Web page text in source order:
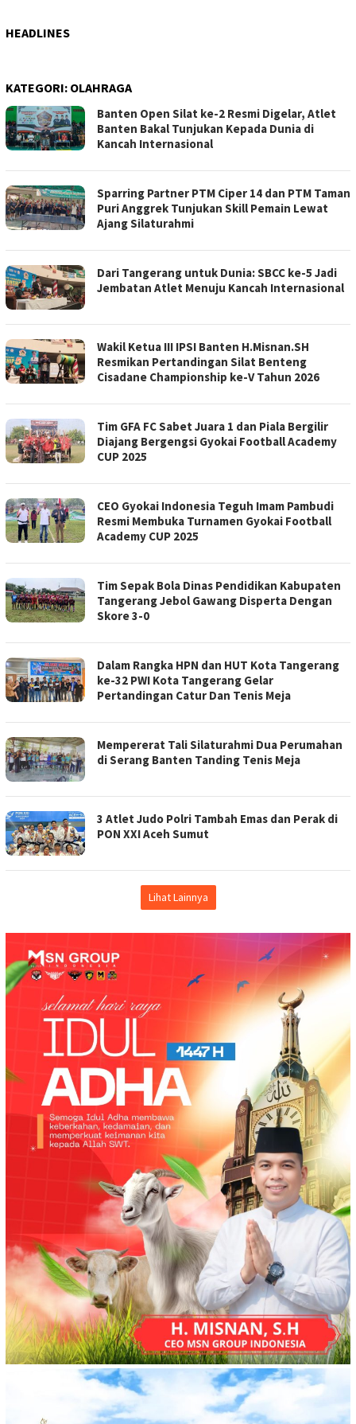
HEADLINES
KATEGORI: OLAHRAGA
Banten Open Silat ke-2 Resmi Digelar, Atlet
Banten Bakal Tunjukan Kepada Dunia di
Kancah Internasional
Sparring Partner PTM Ciper 14 dan PTM Taman
Puri Anggrek Tunjukan Skill Pemain Lewat
Ajang Silaturahmi
Dari Tangerang untuk Dunia: SBCC ke-5 Jadi
Jembatan Atlet Menuju Kancah Internasional
Wakil Ketua III IPSI Banten H.Misnan.SH
Resmikan Pertandingan Silat Benteng
Cisadane Championship ke-V Tahun 2026
Tim GFA FC Sabet Juara 1 dan Piala Bergilir
Diajang Bergengsi Gyokai Football Academy
CUP 2025
CEO Gyokai Indonesia Teguh Imam Pambudi
Resmi Membuka Turnamen Gyokai Football
Academy CUP 2025
Tim Sepak Bola Dinas Pendidikan Kabupaten
Tangerang Jebol Gawang Disperta Dengan
Skore 3-0
Dalam Rangka HPN dan HUT Kota Tangerang
ke-32 PWI Kota Tangerang Gelar
Pertandingan Catur Dan Tenis Meja
Mempererat Tali Silaturahmi Dua Perumahan
di Serang Banten Tanding Tenis Meja
3 Atlet Judo Polri Tambah Emas dan Perak di
PON XXI Aceh Sumut
Lihat Lainnya